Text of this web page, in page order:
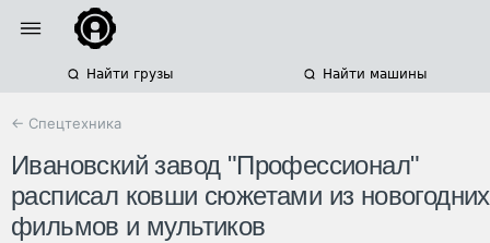
Найти грузы Найти машины
← Спецтехника
Ивановский завод "Профессионал"
расписал ковши сюжетами из новогодних
фильмов и мультиков